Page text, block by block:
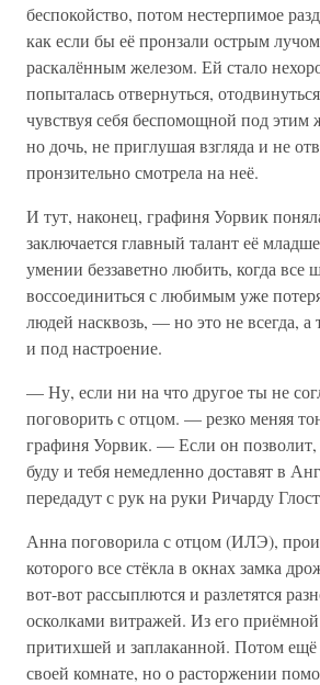
беспокойство, потом нестерпимое
как если бы её пронзали острым
раскалённым железом. Ей стало
попыталась отвернуться,
чувствуя себя беспомощной под этим
но дочь, не приглушая взгляда и не
пронзительно смотрела на неё.
И тут, наконец, графиня Уорвик
заключается главный талант её
умении беззаветно любить, когда все
воссоединиться с любимым уже
людей насквозь, — но это не всегда, а
и под настроение.
— Ну, если ни на что другое ты не
поговорить с отцом. — резко меняя
графиня Уорвик. — Если он позволит,
буду и тебя немедленно доставят в
передадут с рук на руки Ричарду
Анна поговорила с отцом (ИЛЭ),
которого все стёкла в окнах замка
вот-вот рассыплются и разлетятся
осколками витражей. Из его
притихшей и заплаканной. Потом ещё
своей комнате, но о расторжении